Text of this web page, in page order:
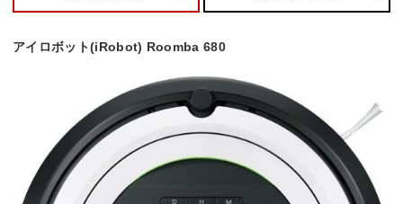
アイロボット(iRobot) Roomba 680